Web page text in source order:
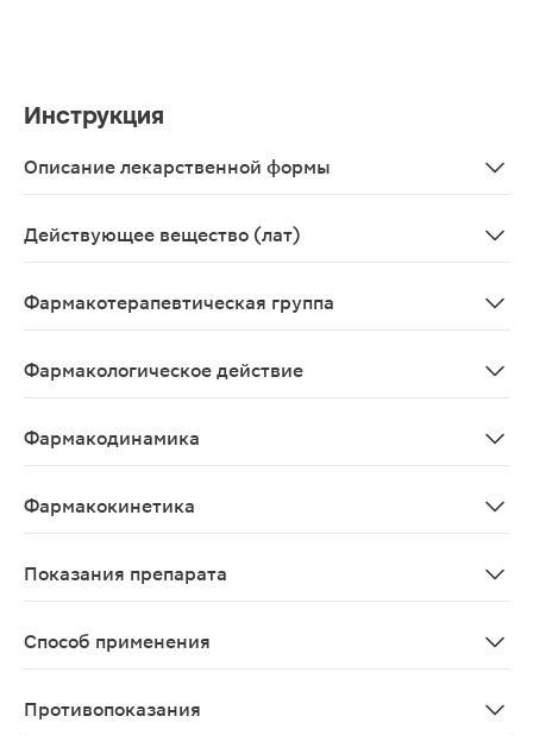
Инструкция
Описание лекарственной формы
Действующее вещество (лат)
Фармакотерапевтическая группа
Фармакологическое действие
Фармакодинамика
Фармакокинетика
Показания препарата
Способ применения
Противопоказания